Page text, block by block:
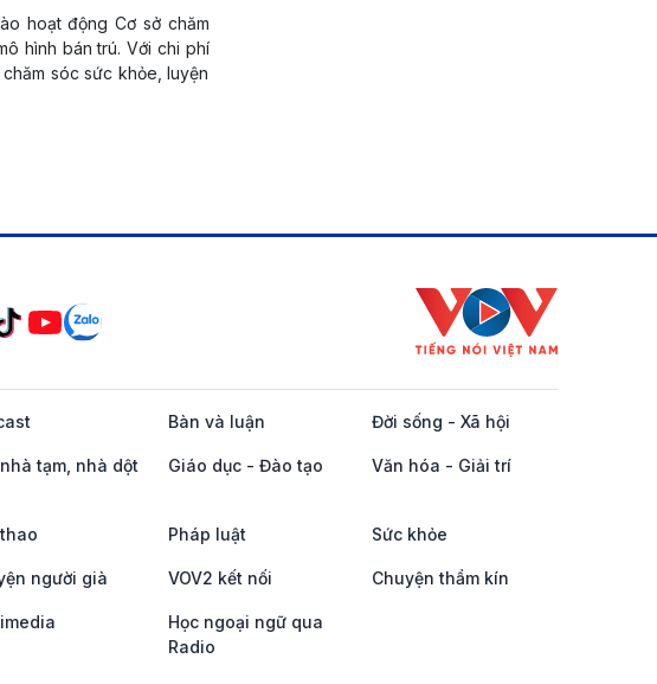
hoạt động Cơ sở chăm
hình bán trú. Với chi phí
sóc sức khỏe, luyện
Bàn và luận Đời sống - Xã hội
tạm, nhà dột
Giáo dục - Đào tạo Văn hóa - Giải trí
Pháp luật Sức khỏe
người già VOV2 kết nối Chuyện thầm kín
Học ngoại ngữ qua
Radio